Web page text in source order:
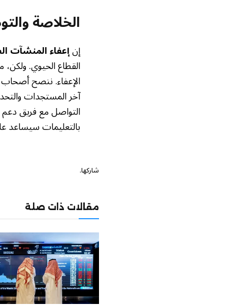
الخلاصة
إنإعفاء المنشآت
القطاع الحيوي.
الإعفاء. ننصح
آخر المستجدات
التواصل مع فريق
بالتعليمات سيساعد
شاركها.
مقالات ذات صلة